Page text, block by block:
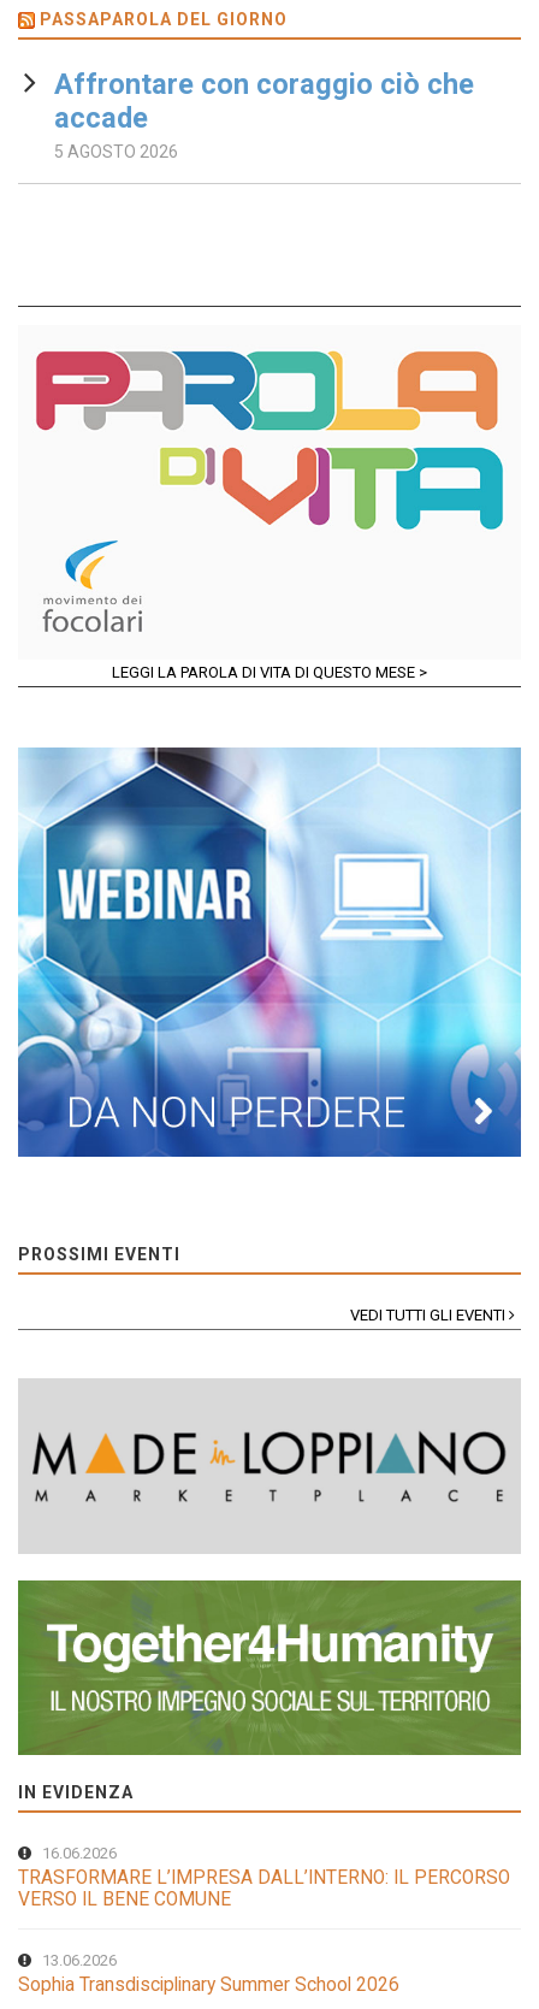
PASSAPAROLA DEL GIORNO
Affrontare con coraggio ciò che
accade
5 AGOSTO 2026
LEGGI LA PAROLA DI VITA DI QUESTO MESE >
PROSSIMI EVENTI
VEDI TUTTI GLI EVENTI
IN EVIDENZA
16.06.2026
TRASFORMARE L’IMPRESA DALL’INTERNO: IL PERCORSO
VERSO IL BENE COMUNE
13.06.2026
Sophia Transdisciplinary Summer School 2026